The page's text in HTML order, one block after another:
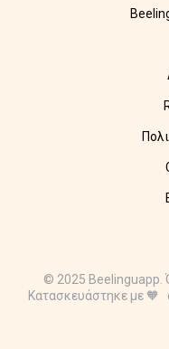
© 2025 Beelinguapp.
Κατασκευάστηκε με 🧡